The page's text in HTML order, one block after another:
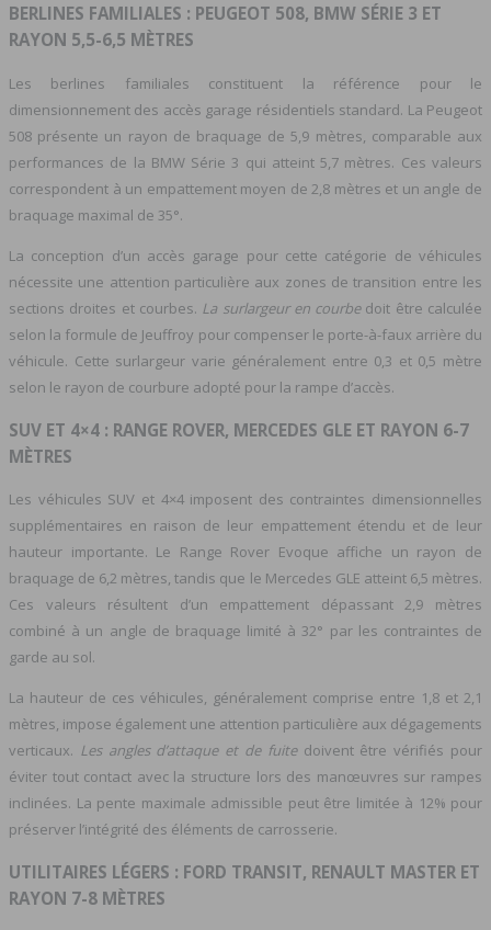
BERLINES FAMILIALES : PEUGEOT 508, BMW SÉRIE 3 ET
RAYON 5,5-6,5 MÈTRES
Les berlines familiales constituent la référence pour le
dimensionnement des accès garage résidentiels standard. La Peugeot
508 présente un rayon de braquage de 5,9 mètres, comparable aux
performances de la BMW Série 3 qui atteint 5,7 mètres. Ces valeurs
correspondent à un empattement moyen de 2,8 mètres et un angle de
braquage maximal de 35°.
La conception d’un accès garage pour cette catégorie de véhicules
nécessite une attention particulière aux zones de transition entre les
sections droites et courbes. La surlargeur en courbe doit être calculée
selon la formule de Jeuffroy pour compenser le porte-à-faux arrière du
véhicule. Cette surlargeur varie généralement entre 0,3 et 0,5 mètre
selon le rayon de courbure adopté pour la rampe d’accès.
SUV ET 4×4 : RANGE ROVER, MERCEDES GLE ET RAYON 6-7
MÈTRES
Les véhicules SUV et 4×4 imposent des contraintes dimensionnelles
supplémentaires en raison de leur empattement étendu et de leur
hauteur importante. Le Range Rover Evoque affiche un rayon de
braquage de 6,2 mètres, tandis que le Mercedes GLE atteint 6,5 mètres.
Ces valeurs résultent d’un empattement dépassant 2,9 mètres
combiné à un angle de braquage limité à 32° par les contraintes de
garde au sol.
La hauteur de ces véhicules, généralement comprise entre 1,8 et 2,1
mètres, impose également une attention particulière aux dégagements
verticaux. Les angles d’attaque et de fuite doivent être vérifiés pour
éviter tout contact avec la structure lors des manœuvres sur rampes
inclinées. La pente maximale admissible peut être limitée à 12% pour
préserver l’intégrité des éléments de carrosserie.
UTILITAIRES LÉGERS : FORD TRANSIT, RENAULT MASTER ET
RAYON 7-8 MÈTRES